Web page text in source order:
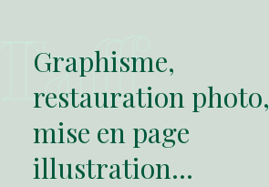
Graphisme,
restauration photo,
mise en page
illustration...